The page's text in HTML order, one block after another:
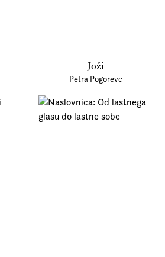
Joži
Petra Pogorevc